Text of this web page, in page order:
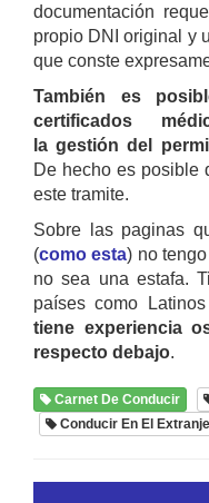
documentación
propio DNI original y
que conste
También es
certificados
la gestión del
De hecho es posible
este tramite.
Sobre las paginas
(como esta) no
no sea una estafa.
países como
tiene experiencia
respecto debajo.
Carnet De Conducir
Conducir En El